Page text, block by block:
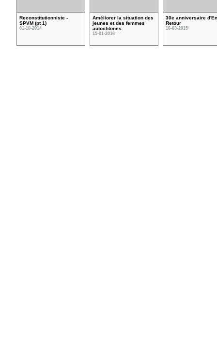
Reconstitutionniste -
SPVM (pt 1)
01-10-2014
Améliorer la situation des
jeunes et des femmes
autochtones
15-01-2016
30e anniversaire
Retour
16-03-2015